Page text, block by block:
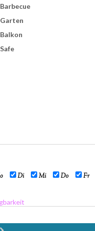
Barbecue
Garten
Balkon
Safe
Di Mi Do Fr